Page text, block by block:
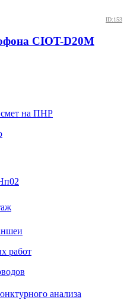
ID:153
CIOT-D20M
на ПНР
работ
анализа